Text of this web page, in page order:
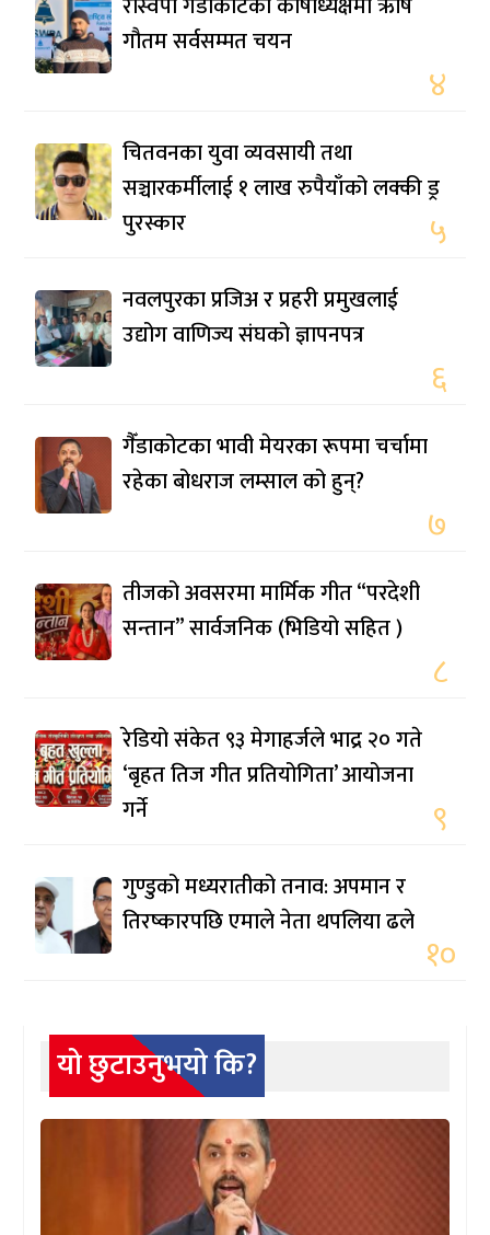
गौतम सर्वसम्मत चयन
४
चितवनका युवा व्यवसायी तथा
सञ्चारकर्मीलाई १ लाख रुपैयाँको लक्की ड्र
पुरस्कार
५
नवलपुरका प्रजिअ र प्रहरी प्रमुखलाई
उद्योग वाणिज्य संघको ज्ञापनपत्र
६
गैँडाकोटका भावी मेयरका रूपमा चर्चामा
रहेका बोधराज लम्साल को हुन्?
७
तीजको अवसरमा मार्मिक गीत “परदेशी
सन्तान” सार्वजनिक (भिडियो सहित )
८
रेडियो संकेत ९३ मेगाहर्जले भाद्र २० गते
‘बृहत तिज गीत प्रतियोगिता’ आयोजना
गर्ने
९
गुण्डुको मध्यरातीको तनाव: अपमान र
तिरष्कारपछि एमाले नेता थपलिया ढले
१०
यो छुटाउनुभयो कि?